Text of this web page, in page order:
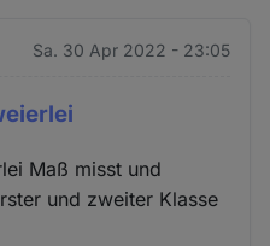
Sa. 30 Apr 2022 - 23:05
Maß misst und
und zweiter Klasse